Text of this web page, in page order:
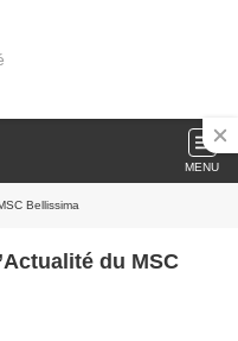
MENU
Bellissima
du MSC